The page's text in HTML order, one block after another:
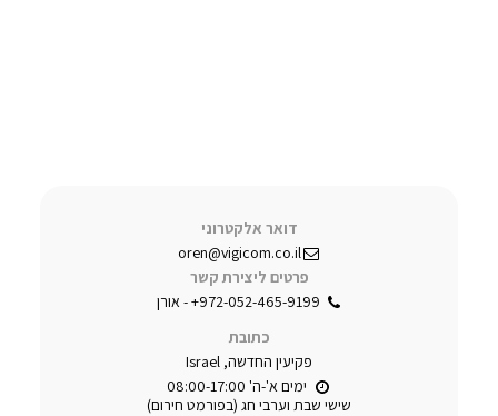
דואר אלקטרוני
oren@vigicom.co.il
פרטים ליצירת קשר
+972-052-465-9199
-אורן
כתובת
פקיעין החדשה, Israel
ימים א'-ה' 08:00-17:00
שישי שבת וערבי חג (בפורמט חירום)